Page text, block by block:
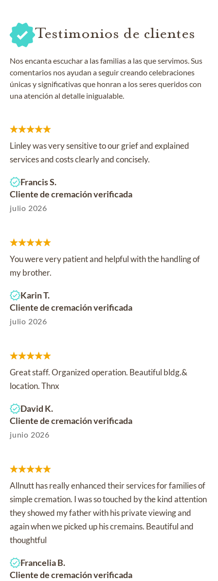
Testimonios de clientes
Nos encanta escuchar a las familias a las que servimos. Sus
comentarios nos ayudan a seguir creando celebraciones
únicas y significativas que honran a los seres queridos con
una atención al detalle inigualable.
Linley was very sensitive to our grief and explained
services and costs clearly and concisely.
Francis S.
Cliente de cremación verificada
julio 2026
You were very patient and helpful with the handling of
my brother.
Karin T.
Cliente de cremación verificada
julio 2026
Great staff. Organized operation. Beautiful bldg.&
location. Thnx
David K.
Cliente de cremación verificada
junio 2026
Allnutt has really enhanced their services for families of
simple cremation. I was so touched by the kind attention
they showed my father with his private viewing and
again when we picked up his cremains. Beautiful and
thoughtful
Francelia B.
Cliente de cremación verificada